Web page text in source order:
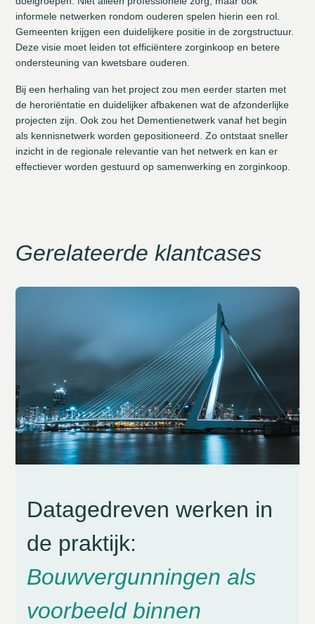
informele netwerken rondom ouderen spelen hierin een rol.
Gemeenten krijgen een duidelijkere positie in de zorgstructuur.
Deze visie moet leiden tot efficiëntere zorginkoop en betere
ondersteuning van kwetsbare ouderen.
Bij een herhaling van het project zou men eerder starten met
de heroriëntatie en duidelijker afbakenen wat de afzonderlijke
projecten zijn. Ook zou het Dementienetwerk vanaf het begin
als kennisnetwerk worden gepositioneerd. Zo ontstaat sneller
inzicht in de regionale relevantie van het netwerk en kan er
effectiever worden gestuurd op samenwerking en zorginkoop.
Gerelateerde klantcases
Datagedreven werken in
de praktijk:
Bouwvergunningen als
voorbeeld binnen